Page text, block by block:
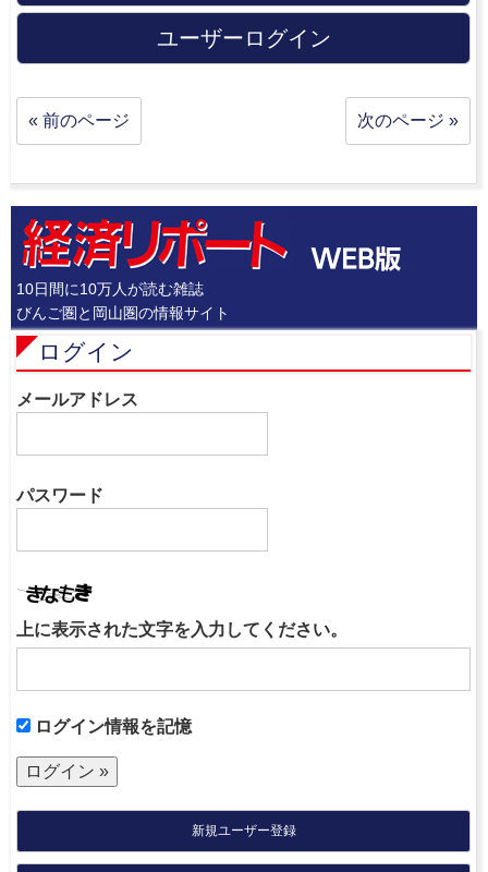
ユーザーログイン
« 前のページ 次のページ »
10日間に10万人が読む雑誌
びんご圏と岡山圏の情報サイト
ログイン
メールアドレス
パスワード
上に表示された文字を入力してください。
ログイン情報を記憶
新規ユーザー登録